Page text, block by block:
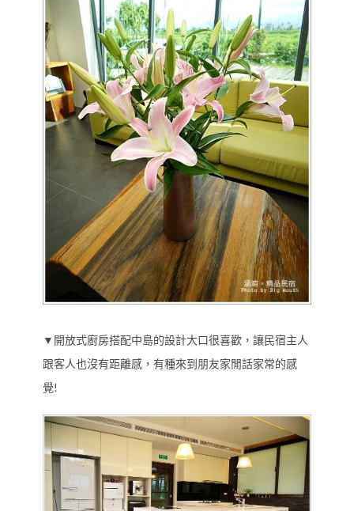
▼開放式廚房搭配中島的設計大口很喜歡，讓民宿主人
跟客人也沒有距離感，有種來到朋友家閒話家常的感
覺!